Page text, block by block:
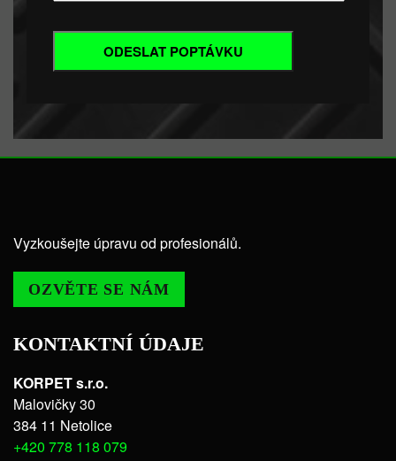
Vyzkoušejte úpravu od profesionálů.
OZVĚTE SE NÁM
KONTAKTNÍ ÚDAJE
KORPET s.r.o.
Malovičky 30
384 11 Netolice
+420 778 118 079